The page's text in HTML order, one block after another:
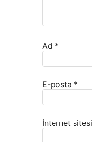
Ad *
E-posta *
İnternet sitesi